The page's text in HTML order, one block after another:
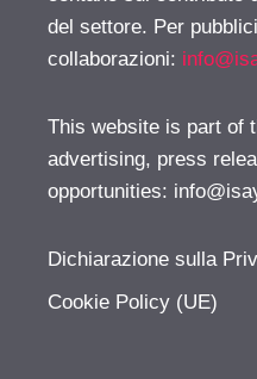
del settore. Per
collaborazioni:
This website is part of
advertising, press
opportunities:
Dichiarazione sulla
Cookie Policy (UE)